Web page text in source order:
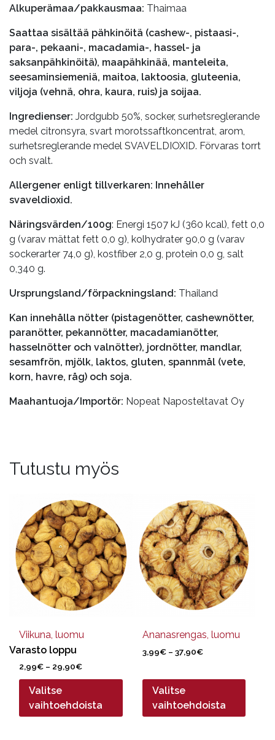
Alkuperämaa/pakkausmaa: Thaimaa
Saattaa sisältää pähkinöitä (cashew-, pistaasi-,
para-, pekaani-, macadamia-, hassel- ja
saksanpähkinöitä), maapähkinää, manteleita,
seesaminsiemeniä, maitoa, laktoosia, gluteenia,
viljoja (vehnä, ohra, kaura, ruis) ja soijaa.
Ingredienser: Jordgubb 50%, socker, surhetsreglerande
medel citronsyra, svart morotssaftkoncentrat, arom,
surhetsreglerande medel SVAVELDIOXID. Förvaras torrt
och svalt.
Allergener enligt tillverkaren: Innehåller
svaveldioxid.
Näringsvärden/100g: Energi 1507 kJ (360 kcal), fett 0,0
g (varav mättat fett 0,0 g), kolhydrater 90,0 g (varav
sockerarter 74,0 g), kostfiber 2,0 g, protein 0,0 g, salt
0,340 g.
Ursprungsland/förpackningsland: Thailand
Kan innehålla nötter (pistagenötter, cashewnötter,
paranötter, pekannötter, macadamianötter,
hasselnötter och valnötter), jordnötter, mandlar,
sesamfrön, mjölk, laktos, gluten, spannmål (vete,
korn, havre, råg) och soja.
Maahantuoja/Importör: Nopeat Naposteltavat Oy
Tutustu myös
Viikuna, luomu
Varasto loppu
2,99€ – 29,90€Hintaluokka:
2,99€
29,90€
Valitse
vaihtoehdoista
tuotteella
useampi
muunnelma.
Voit
tehdä
valinnat
sivulla.
Ananasrengas, luomu
3,99€ – 37,90€Hintaluokka:
Valitse
vaihtoehdoista
tuotteella
useampi
muunnelma.
Voit
tehdä
valinnat
sivulla.